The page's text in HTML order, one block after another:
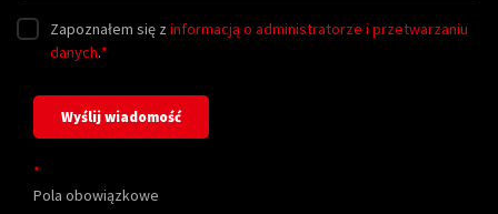
Zapoznałem się z informacją o administratorze i przetwarzaniu
danych.*
*
Pola obowiązkowe